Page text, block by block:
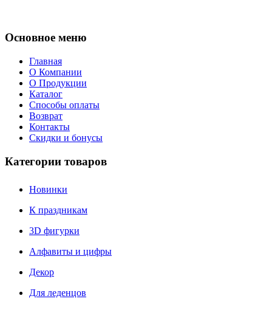
Основное меню
Главная
О Компании
О Продукции
Каталог
Способы оплаты
Возврат
Контакты
Скидки и бонусы
Категории товаров
Новинки
К праздникам
3D фигурки
Алфавиты и цифры
Декор
Для леденцов